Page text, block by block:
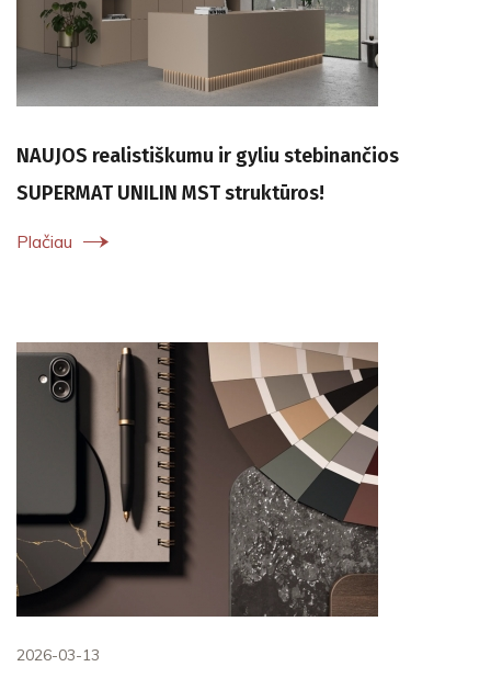
NAUJOS realistiškumu ir gyliu stebinančios
SUPERMAT UNILIN MST struktūros!
Plačiau
2026-03-13